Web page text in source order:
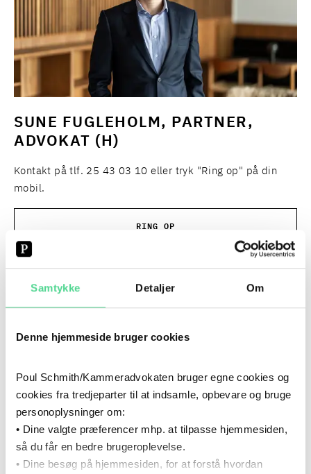
Samtykke Detaljer Om
Denne hjemmeside bruger cookies
Poul Schmith/Kammeradvokaten bruger egne cookies og
cookies fra tredjeparter til at indsamle, opbevare og bruge
personoplysninger om:
• Dine valgte præferencer mhp. at tilpasse hjemmesiden,
så du får en bedre brugeroplevelse.
• Dine besøg på hjemmesiden, for at forstå hvordan
SUNE FUGLEHOLM, PARTNER,
ADVOKAT (H)
Kontakt på tlf. 25 43 03 10 eller tryk "Ring op" på din
mobil.
RING OP